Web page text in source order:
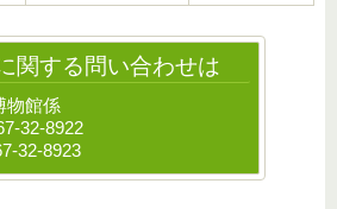
関する問い合わせは
物館係
32-8922
32-8923